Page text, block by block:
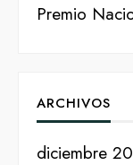
Premio
ARCHIVOS
diciembre